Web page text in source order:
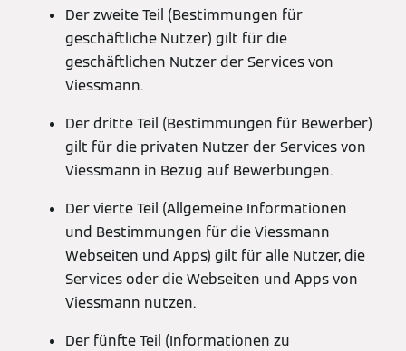
Der zweite Teil (Bestimmungen für
geschäftliche Nutzer) gilt für die
geschäftlichen Nutzer der Services von
Viessmann.
Der dritte Teil (Bestimmungen für Bewerber)
gilt für die privaten Nutzer der Services von
Viessmann in Bezug auf Bewerbungen.
Der vierte Teil (Allgemeine Informationen
und Bestimmungen für die Viessmann
Webseiten und Apps) gilt für alle Nutzer, die
Services oder die Webseiten und Apps von
Viessmann nutzen.
Der fünfte Teil (Informationen zu